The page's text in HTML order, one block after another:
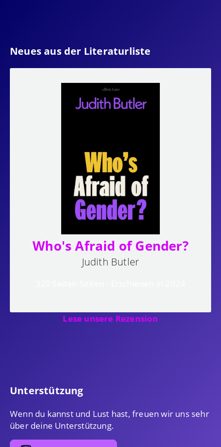
Neues aus der Literaturliste
Who's Afraid of Gender?
Judith Butler
Lese unsere Rezension
Unterstützung
Wenn du kannst und Lust hast, freuen wir uns sehr
über deine Unterstützung.